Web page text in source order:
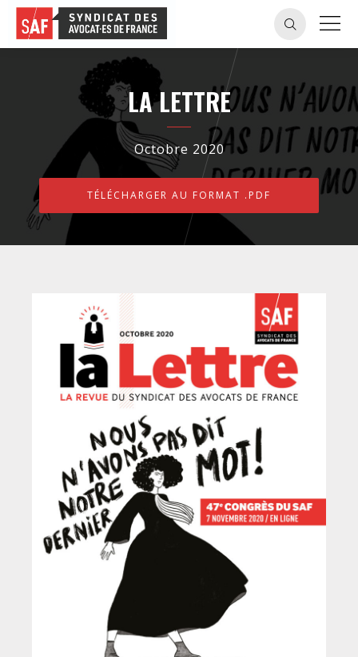
LA LETTRE
Octobre 2020
TÉLÉCHARGER AU FORMAT .PDF